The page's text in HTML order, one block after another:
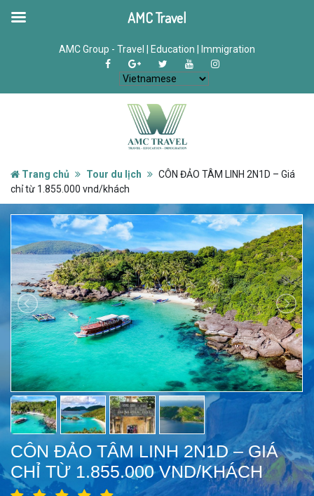
AMC Group - Travel | Education | Immigration
Trang chủ Tour du lịch
CÔN ĐẢO TÂM LINH 2N1D – Giá
chỉ từ 1.855.000 vnd/khách
CÔN ĐẢO TÂM LINH 2N1D – GIÁ
CHỈ TỪ 1.855.000 VND/KHÁCH
AMC Travel